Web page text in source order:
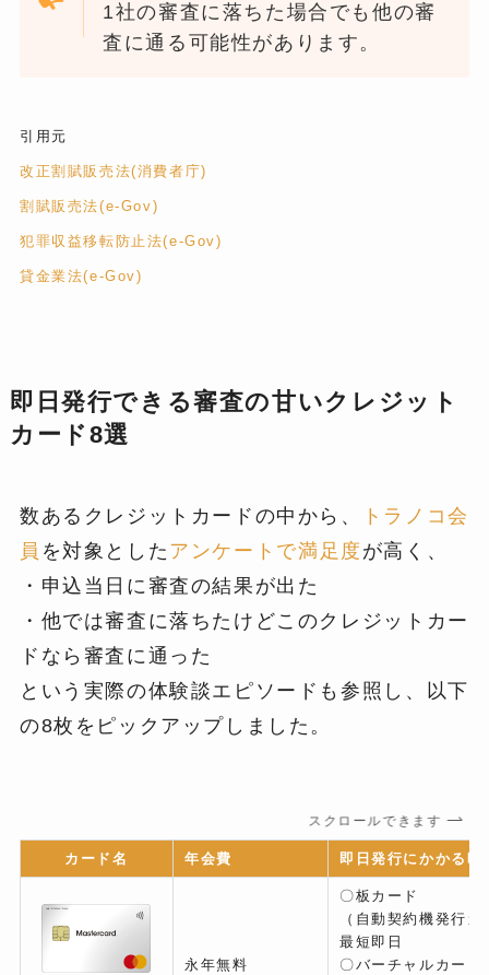
1社の審査に落ちた場合でも他の審
査に通る可能性があります。
引用元
改正割賦販売法(消費者庁)
割賦販売法(e-Gov)
犯罪収益移転防止法(e-Gov)
貸金業法(e-Gov)
即日発行できる審査の甘いクレジット
カード8選
数あるクレジットカードの中から、
トラノコ会
員 を対象とした アンケートで満足度 が高く、
・申込当日に審査の結果が出た
・他では審査に落ちたけどこのクレジットカー
ドなら審査に通った
という実際の体験談エピソードも参照し、以下
の8枚をピックアップしました。
スクロールできます
カード名 年会費 即日発行にかかる時
永年無料
〇板カード
（自動契約機発行カ
最短即日
〇バーチャルカード